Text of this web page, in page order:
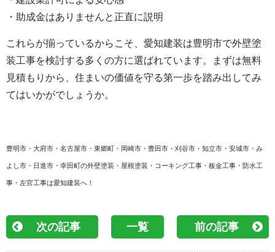
・助成金はありませんと正直に説明
これらが揃っているからこそ、愛知建装は豊明市で外壁塗
装工事を検討する多くの方に選ばれています。まずは無料
見積もりから、住まいの価値を守る第一歩を踏み出してみ
てはいかがでしょうか。
豊明市・大府市・名古屋市・東郷町・岡崎市・豊田市・刈谷市・知立市・安城市・み
よし市・日進市・幸田町の外壁塗装・屋根塗装・コーキング工事・板金工事・防水工
事・左官工事は愛知建装へ！
次の記事 一覧 前の記事